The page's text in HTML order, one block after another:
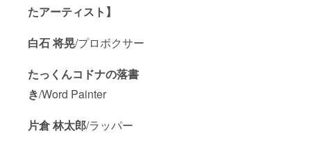
たアーティスト】
白石 将晃/プロボクサー
たっくんコドナの落書
き/Word Painter
片倉 林太郎/ラッパー